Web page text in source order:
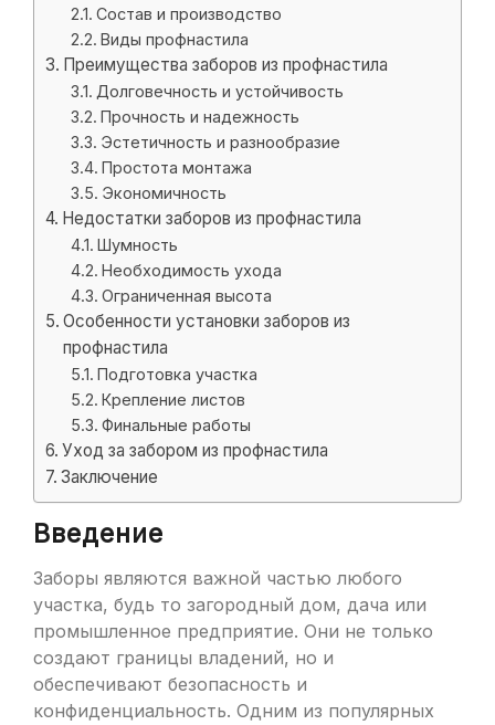
Состав и производство
Виды профнастила
Преимущества заборов из профнастила
Долговечность и устойчивость
Прочность и надежность
Эстетичность и разнообразие
Простота монтажа
Экономичность
Недостатки заборов из профнастила
Шумность
Необходимость ухода
Ограниченная высота
Особенности установки заборов из
профнастила
Подготовка участка
Крепление листов
Финальные работы
Уход за забором из профнастила
Заключение
Введение
Заборы являются важной частью любого
участка, будь то загородный дом, дача или
промышленное предприятие. Они не только
создают границы владений, но и
обеспечивают безопасность и
конфиденциальность. Одним из популярных